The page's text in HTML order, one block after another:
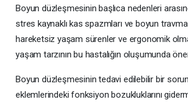
Boyun düzleşmesinin başlıca nedenleri
stres kaynaklı kas spazmları ve boyun
hareketsiz yaşam sürenler ve ergonomik
yaşam tarzının bu hastalığın oluşumunda
Boyun düzleşmesinin tedavi edilebilir bir
eklemlerindeki fonksiyon bozukluklarını